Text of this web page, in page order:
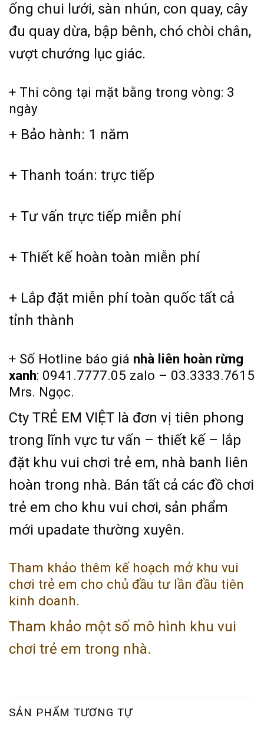
ống chui lưới, sàn nhún, con quay, cây
đu quay dừa, bập bênh, chó chòi chân,
vượt chướng lục giác.
+ Thi công tại mặt bằng trong vòng: 3
ngày
+ Bảo hành: 1 năm
+ Thanh toán: trực tiếp
+ Tư vấn trực tiếp miễn phí
+ Thiết kế hoàn toàn miễn phí
+ Lắp đặt miễn phí toàn quốc tất cả
tỉnh thành
+ Số Hotline báo giá nhà liên hoàn rừng
xanh: 0941.7777.05 zalo – 03.3333.7615
Mrs. Ngọc.
Cty TRẺ EM VIỆT là đơn vị tiên phong
trong lĩnh vực tư vấn – thiết kế – lắp
đặt khu vui chơi trẻ em, nhà banh liên
hoàn trong nhà. Bán tất cả các đồ chơi
trẻ em cho khu vui chơi, sản phẩm
mới upadate thường xuyên.
Tham khảo thêm kế hoạch mở khu vui
chơi trẻ em cho chủ đầu tư lần đầu tiên
kinh doanh.
Tham khảo một số mô hình khu vui
chơi trẻ em trong nhà.
SẢN PHẨM TƯƠNG TỰ